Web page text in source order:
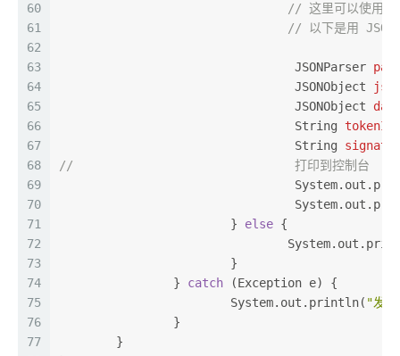
60
61
62
63
64
65
66
67
68
69
70
71
72
73
74
75
76
77
// 这里可以使用
// 以下是用
JSONParser
JSONObject
JSONObject
String tokenId
String
//				 打印到控制台
			}
else {
			}
		}
catch (Exception e) {
			System.out.println(
"发
		}
	}